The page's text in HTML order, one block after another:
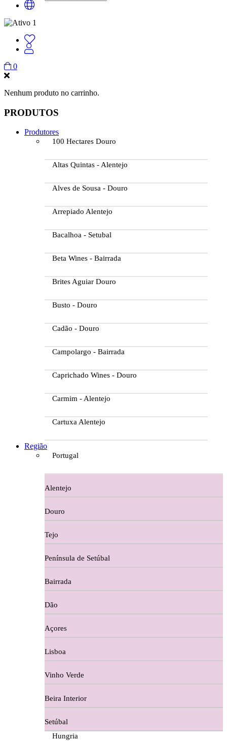
0
Nenhum produto no carrinho.
PRODUTOS
Produtores
100 Hectares Douro
Altas Quintas - Alentejo
Alves de Sousa - Douro
Arrepiado Alentejo
Bacalhoa - Setubal
Beta Wines - Bairrada
Brites Aguiar Douro
Busto - Douro
Cadão - Douro
Campolargo - Bairrada
Caprichado Wines - Douro
Carmim - Alentejo
Cartuxa Alentejo
Casa Dos Migueis Douro
Casa Relvas Alentejo
Caves de São João - Bairrada
Charcutaria
Copos e Decanter
Cortes De Reguengo Douro
Digestivos
Divai - Alentejo
Dona Sancha Dão
Doroteia Douro
Ermelinda Freitas - Setubal
Região
Portugal
Alentejo
Douro
Tejo
Península de Setúbal
Bairrada
Dão
Açores
Lisboa
Vinho Verde
Beira Interior
Setúbal
Hungria